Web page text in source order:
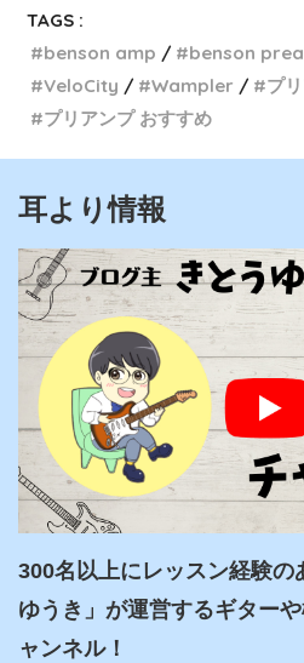
TAGS :
benson amp
benson
VeloCity
Wampler
プ
プリアンプ おすすめ
耳より情報
300名以上にレッスン経験の
ゆうき」が運営するギター
ャンネル！